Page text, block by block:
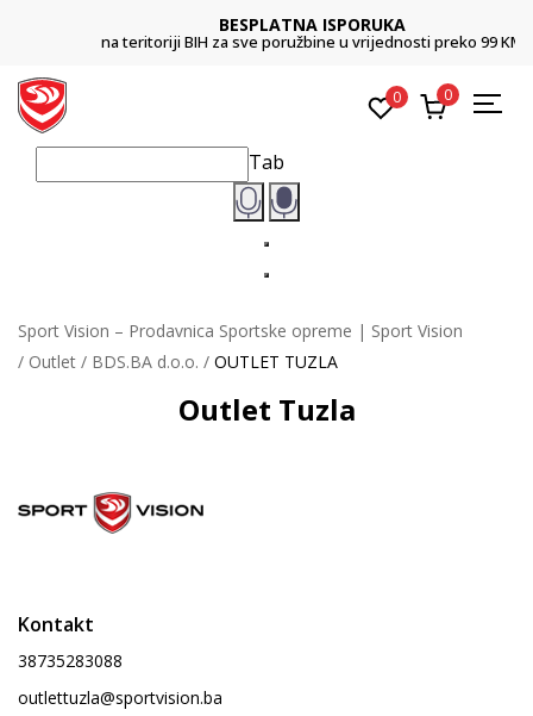
BESPLATNA ISPORUKA
na teritoriji BIH za sve poružbine u vrijednosti preko 99 KM
0 0
Tab
Sport Vision – Prodavnica Sportske opreme | Sport Vision
Outlet
BDS.BA d.o.o. OUTLET TUZLA
Outlet Tuzla
Kontakt
38735283088
outlettuzla@sportvision.ba